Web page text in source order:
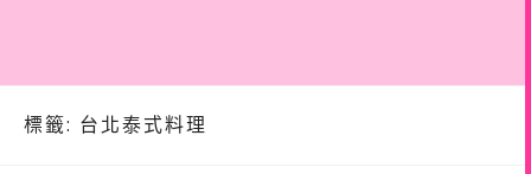
標籤: 台北泰式料理